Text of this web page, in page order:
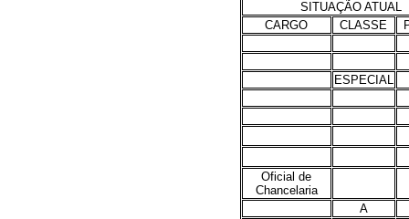
SITUAÇÃO ATUAL
CARGO
CLASSE
ESPECIAL
Oficial de
Chancelaria
A